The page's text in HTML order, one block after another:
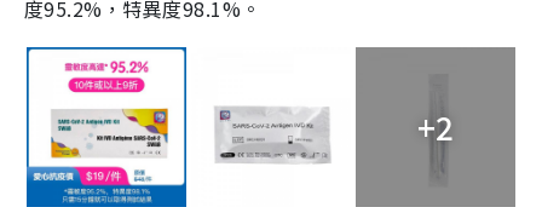
度95.2%，特異度98.1%。
+2